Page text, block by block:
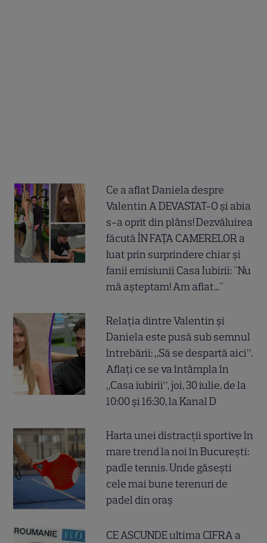
Ce a aflat Daniela despre
Valentin A DEVASTAT-O și abia
s-a oprit din plâns! Dezvăluirea
făcută ÎN FAȚA CAMERELOR a
luat prin surprindere chiar și
fanii emisiunii Casa Iubirii: "Nu
mă așteptam! Am aflat..."
Relația dintre Valentin și
Daniela este pusă sub semnul
întrebării: „Să se despartă aici”.
Aflați ce se va întâmpla în
„Casa iubirii”, joi, 30 iulie, de la
10:00 și 16:30, la Kanal D
Harta unei distracții sportive în
mare trend la noi în București:
padle tennis. Unde găsești
cele mai bune terenuri de
padel din oraș
CE ASCUNDE ultima CIFRA a